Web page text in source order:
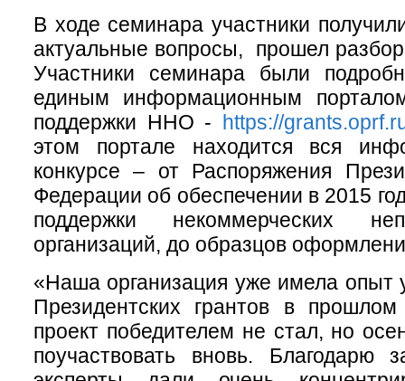
В ходе семинара участники
актуальные вопросы, прошел
Участники семинара были
единым информационным порталом
поддержки ННО -
https://
этом портале находится вся
конкурсе – от Распоряжения
Федерации об обеспечении в 2015
поддержки некоммерческих
организаций, до образцов
«Наша организация уже имела опыт
Президентских грантов в
проект победителем не стал, но
поучаствовать вновь. Благодарю